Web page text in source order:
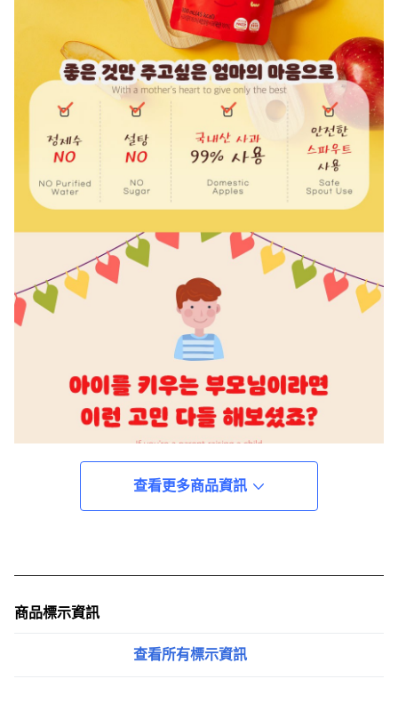
查看更多商品資訊
商品標示資訊
查看所有標示資訊